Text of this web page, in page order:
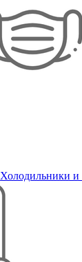
Холодильники и